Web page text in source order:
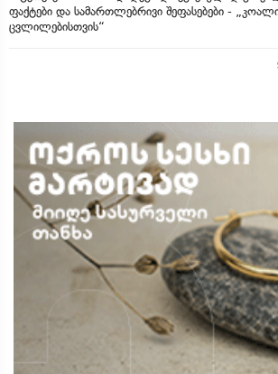
ფაქტები და სამართლებრივი შეფასებები -
ცვლილებისთვის“